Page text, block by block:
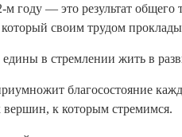
м году — это результат
который своим трудом
в стремлении жить в
благосостояние
вершин, к которым стремимся.